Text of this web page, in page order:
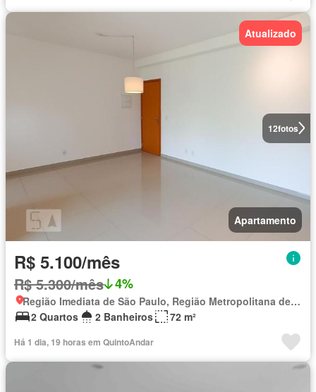
12fotos
Atualizado
Apartamento
R$ 5.100/mês
R$ 5.300/mês 4%
Região Imediata de São Paulo, Região Metropolitana de São Paulo
2 Quartos
2 Banheiros 72 m²
Há 1 dia, 19 horas em QuintoAndar